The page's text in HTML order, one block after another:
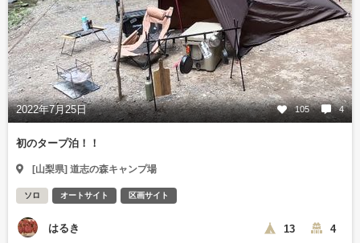
2022年7月25日 105 4
初のタープ泊！！
[山梨県] 道志の森キャンプ場
ソロ オートサイト 区画サイト
はるき 13 4